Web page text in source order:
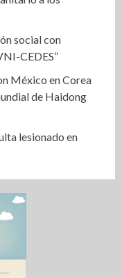
social con
CEDES”
México en Corea
de Haidong
lesionado en